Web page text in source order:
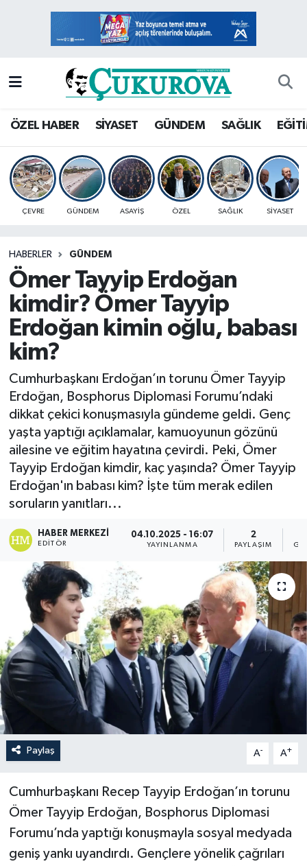
ÖZEL HABER SİYASET GÜNDEM SAĞLIK
ÇEVRE GÜNDEM ASAYİŞ ÖZEL SAĞLIK SİYASET
HABERLER GÜNDEM
Ömer Tayyip Erdoğan
kimdir? Ömer Tayyip
Erdoğan kimin oğlu, babası
kim?
Cumhurbaşkanı Erdoğan’ın torunu Ömer Tayyip
Erdoğan, Bosphorus Diplomasi Forumu’ndaki
dikkat çekici konuşmasıyla gündeme geldi. Genç
yaşta yaptığı açıklamalar, kamuoyunun gözünü
ailesine ve eğitim hayatına çevirdi. Peki, Ömer
Tayyip Erdoğan kimdir, kaç yaşında? Ömer Tayyip
Erdoğan'ın babası kim? İşte tüm merak edilen
soruların yanıtları...
HABER MERKEZI
EDITÖR
04.10.2025 - 16:07
YAYINLANMA
2
PAYLAŞIM
Paylaş A- A+
Cumhurbaşkanı Recep Tayyip Erdoğan’ın torunu
Ömer Tayyip Erdoğan, Bosphorus Diplomasi
Forumu’nda yaptığı konuşmayla sosyal medyada
geniş yankı uyandırdı. Gençlere yönelik çağrıları
Mersin Hava Durumu
Mersin Namaz Vakitleri
Mersin Trafik Yoğunluk Haritası
Süper Lig Puan Durumu ve Fikstür
Haber Arşivi